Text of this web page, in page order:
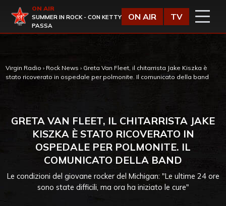
Virgin Radio
ON AIR
SUMMER IN ROCK - CON KETTY
PASSA
ON AIR TV
Virgin Radio › Rock News › Greta Van Fleet, il chitarrista Jake Kiszka è
stato ricoverato in ospedale per polmonite. Il comunicato della band
GRETA VAN FLEET, IL CHITARRISTA JAKE
KISZKA È STATO RICOVERATO IN
OSPEDALE PER POLMONITE. IL
COMUNICATO DELLA BAND
Le condizioni del giovane rocker del Michigan: "Le ultime 24 ore
sono state difficili, ma ora ha iniziato le cure"